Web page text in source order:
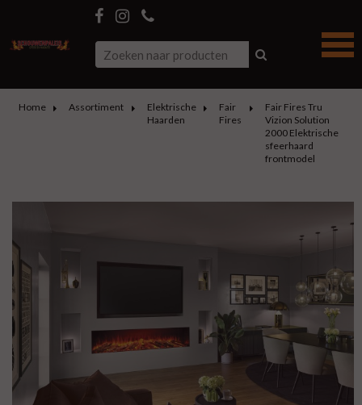
Home Assortiment
Elektrische
Haarden
Fair
Fires
Fair Fires Tru
Vizion Solution
2000 Elektrische
sfeerhaard
frontmodel